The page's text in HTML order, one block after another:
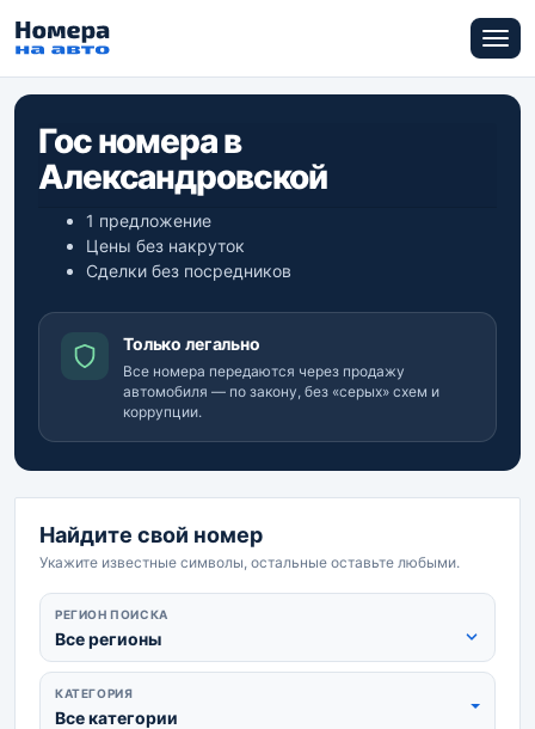
Гос номера в
Александровской
1 предложение
Цены без накруток
Сделки без посредников
Только легально
Все номера передаются через продажу
автомобиля — по закону, без «серых» схем и
коррупции.
Найдите свой номер
Укажите известные символы, остальные оставьте любыми.
РЕГИОН ПОИСКА
Все регионы
КАТЕГОРИЯ
Все категории